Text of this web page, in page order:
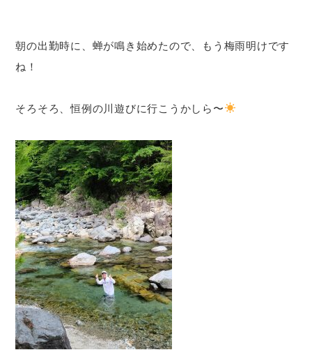
朝の出勤時に、蝉が鳴き始めたので、もう梅雨明けです
ね！
そろそろ、恒例の川遊びに行こうかしら〜